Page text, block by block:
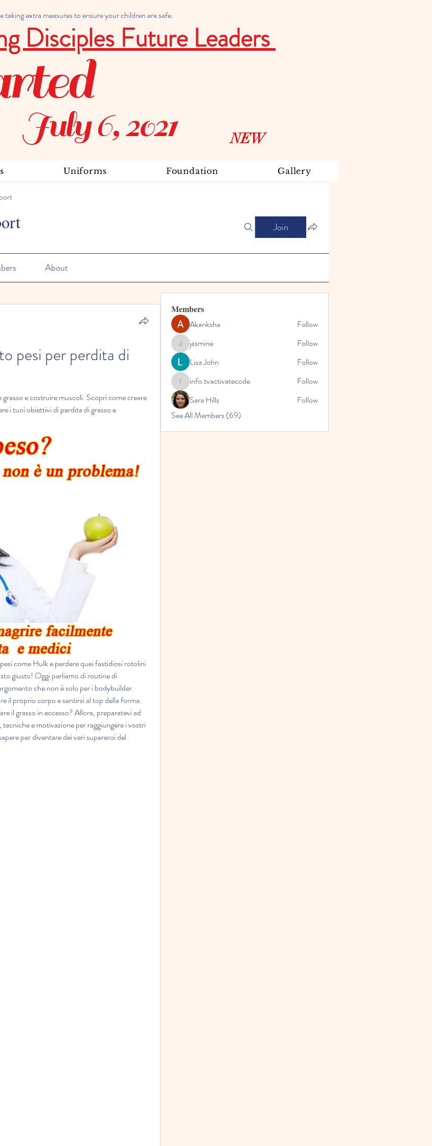
taking extra measures to ensure your children are safe.
Disciples Future Leaders
July 6, 2021
Uniforms Foundation Gallery
NEW
Join
About
pesi per perdita di
e costruire muscoli. Scopri come creare
i tuoi obiettivi di perdita di grasso e
come Hulk e perdere quei fastidiosi rotolini
giusto! Oggi parliamo di routine di
che non è solo per i bodybuilder
il proprio corpo e sentirsi al top della forma.
il grasso in eccesso? Allora, preparatevi ad
e motivazione per raggiungere i vostri
per diventare dei veri supereroi del
Members
Akanksha
Follow
jasminejasmine
Follow
Lisa John
Follow
info.tvactivatecode
info.tvactivatecode
Follow
Sara Hills
Follow
See All Members (69)